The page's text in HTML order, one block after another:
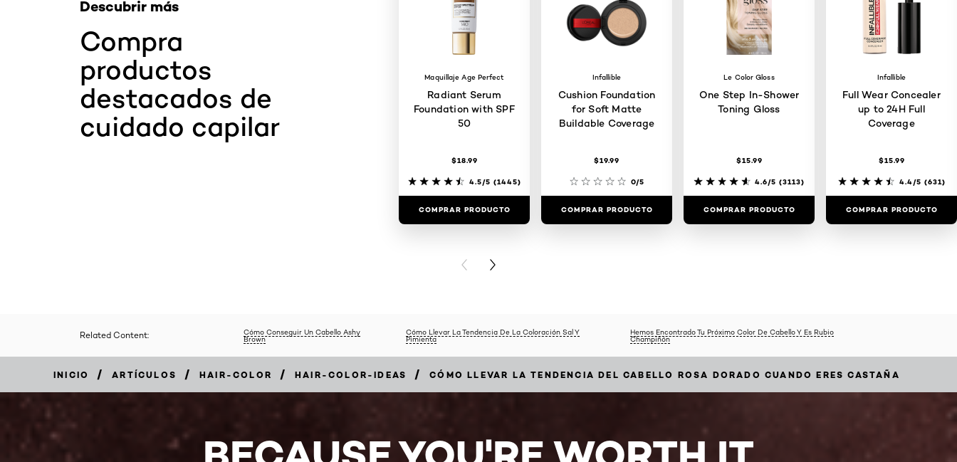
Compra
productos
destacados de
cuidado capilar
Descubrir más
Maquillaje Age Perfect
Radiant Serum
Foundation with SPF
50
$18.99
4.5/5 (1445)
COMPRAR PRODUCTO
Infallible
Cushion Foundation
for Soft Matte
Buildable Coverage
$19.99
0/5
COMPRAR PRODUCTO
Le Color Gloss
One Step In-Shower
Toning Gloss
$15.99
4.6/5 (3113)
COMPRAR PRODUCTO
Infallible
Full Wear Concealer
up to 24H Full
Coverage
$15.99
4.4/5 (631)
COMPRAR PRODUCTO
PREVIOUS CARD
NEXT CARD
Related Content:
Cómo Conseguir Un Cabello Ashy
Brown
Cómo Llevar La Tendencia De La Coloración Sal Y
Pimienta
Hemos Encontrado Tu Próximo Color De Cabello Y Es Rubio
Champiñón
INICIO / ARTÍCULOS / HAIR-COLOR / HAIR-COLOR-IDEAS / CÓMO LLEVAR LA TENDENCIA DEL CABELLO ROSA DORADO CUANDO ERES CASTAÑA